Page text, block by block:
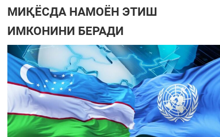
МИҚЁСДА НАМОЁН ЭТИШ
ИМКОНИНИ БЕРАДИ